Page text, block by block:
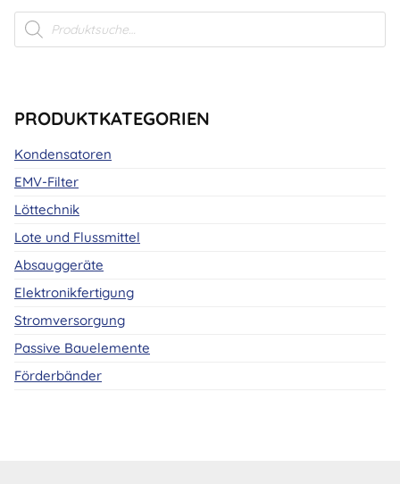
Products
search
PRODUKTKATEGORIEN
Kondensatoren
EMV-Filter
Löttechnik
Lote und Flussmittel
Absauggeräte
Elektronikfertigung
Stromversorgung
Passive Bauelemente
Förderbänder